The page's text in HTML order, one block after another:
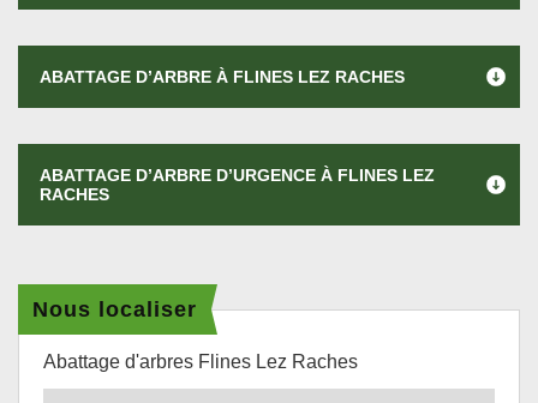
ABATTAGE D’ARBRE À FLINES LEZ RACHES
ABATTAGE D’ARBRE D’URGENCE À FLINES LEZ
RACHES
Nous localiser
Abattage d'arbres Flines Lez Raches